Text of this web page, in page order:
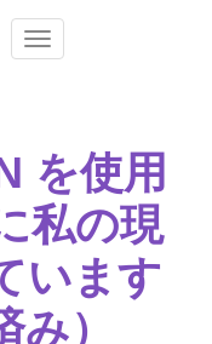
Toggle navigation
を使用
私の現
います
）